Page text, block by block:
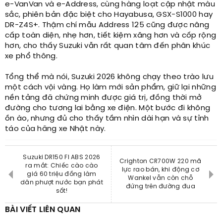
e-VanVan và e-Address, cùng hàng loạt cập nhật màu
sắc, phiên bản đặc biệt cho Hayabusa, GSX-S1000 hay
DR-Z4S+. Thậm chí mẫu Address 125 cũng được nâng
cấp toàn diện, nhẹ hơn, tiết kiệm xăng hơn và cốp rộng
hơn, cho thấy Suzuki vẫn rất quan tâm đến phân khúc
xe phổ thông.
Tổng thể mà nói, Suzuki 2026 không chạy theo trào lưu
một cách vội vàng. Họ làm mới sản phẩm, giữ lại những
nền tảng đã chứng minh được giá trị, đồng thời mở
đường cho tương lai bằng xe điện. Một bước đi không
ồn ào, nhưng đủ cho thấy tầm nhìn dài hạn và sự tỉnh
táo của hãng xe Nhật này.
Suzuki DR150 FI ABS 2026
ra mắt: Chiếc cào cào
giá 60 triệu đồng làm
dân phượt nước bạn phát
sốt!
Crighton CR700W 220 mã
lực rao bán, khi động cơ
Wankel vẫn còn chỗ
đứng trên đường đua
BÀI VIẾT LIÊN QUAN